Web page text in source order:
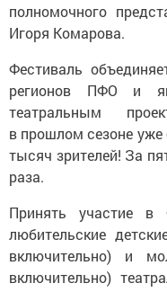
полномочного
Игоря Комарова.
Фестиваль
регионов ПФО и
театральным
в прошлом сезоне уже
тысяч зрителей! За
раза.
Принять участие в
любительские
включительно) и
включительно)